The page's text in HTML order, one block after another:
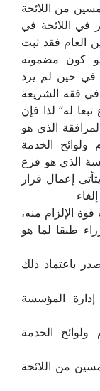
من اللائحة
في اللائحة في
العام فقد ثبت
كون مضمونه
في حين لم يرد
فقه الشريعة
له” لذا فإن
الذي هو
الخدمة
الذي هو فرع
إعمال قرار
الإلزام منه،
طبقا لما هو
باعتماد ذلك
المؤسسة
الخدمة
من اللائحة